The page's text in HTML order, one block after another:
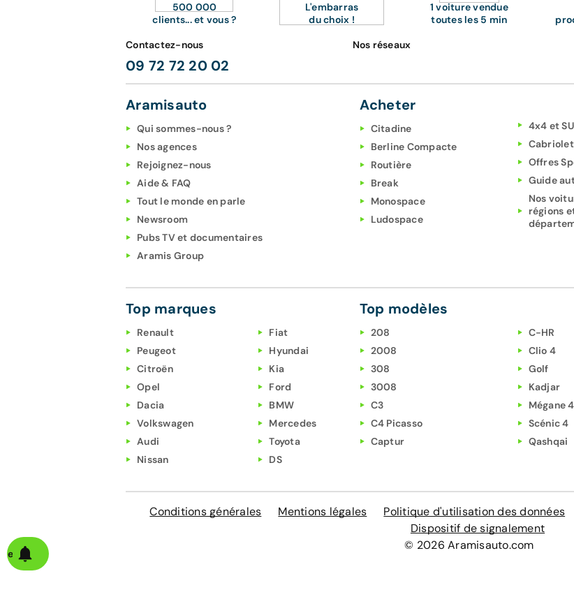
500 000
clients... et vous ?
L'embarras
du choix !
1 voiture vendue
toutes les 5 min
Contactez-nous
09 72 72 20 02
Nos réseaux
Aramisauto
Qui sommes-nous ?
Nos agences
Rejoignez-nous
Aide & FAQ
Tout le monde en parle
Newsroom
Pubs TV et documentaires
Aramis Group
Acheter
Citadine
Berline Compacte
Routière
Break
Monospace
Ludospace
4x4 et
Cabriolet
Offres
Guide
Nos
régions
Top marques
Renault
Peugeot
Citroën
Opel
Dacia
Volkswagen
Audi
Nissan
Fiat
Hyundai
Kia
Ford
BMW
Mercedes
Toyota
DS
Top modèles
208
2008
308
3008
C3
C4 Picasso
Captur
C-HR
Clio 4
Golf
Kadjar
Mégane 4
Scénic 4
Qashqai
Conditions générales Mentions légales Politique d'utilisation des données
Dispositif de signalement
© 2026 Aramisauto.com